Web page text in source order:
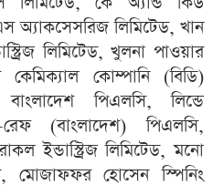
অ্যাকসেসরিজ লিমিটেড, খান
লিমিটেড, খুলনা পাওয়ার
কোম্পানি (বিডি)
পিএলসি, লিন্ডে
(বাংলাদেশ) পিএলসি,
ইন্ডাস্ট্রিজ লিমিটেড, মনো
মোজাফফর হোসেন স্পিনিং